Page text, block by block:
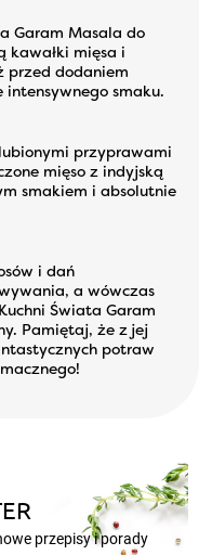
Garam Masala do
kawałki mięsa i
przed dodaniem
intensywnego smaku.
przyprawami
mięso z indyjską
smakiem i absolutnie
i dań
a wówczas
Świata Garam
Pamiętaj, że z jej
potraw
przepisy i porady